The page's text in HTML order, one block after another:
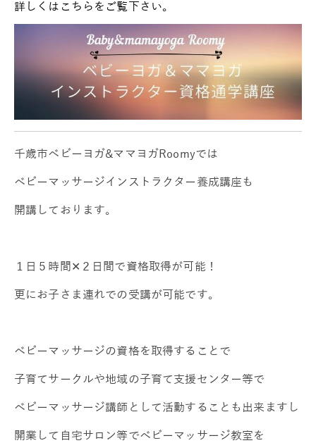
詳しくはこちらをご覧下さい。
千歳市ベビーヨガ&ママヨガRoomyでは
ベビーマッサージインストラクター養成講座も
開講しております。
１日５時間✕２日間で資格取得が可能！
更にお子さま連れでの受講が可能です。
ベビーマッサージの資格を取得することで
子育てサークルや地域の子育て支援センター等で
ベビーマッサージ講師として活動することも出来ますし
開業して自宅サロン等でベビーマッサージ教室を